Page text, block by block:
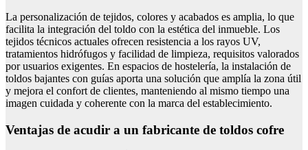
La personalización de tejidos, colores y acabados es amplia, lo que
facilita la integración del toldo con la estética del inmueble. Los
tejidos técnicos actuales ofrecen resistencia a los rayos UV,
tratamientos hidrófugos y facilidad de limpieza, requisitos valorados
por usuarios exigentes. En espacios de hostelería, la instalación de
toldos bajantes con guías aporta una solución que amplía la zona útil
y mejora el confort de clientes, manteniendo al mismo tiempo una
imagen cuidada y coherente con la marca del establecimiento.
Ventajas de acudir a un fabricante de toldos cofre